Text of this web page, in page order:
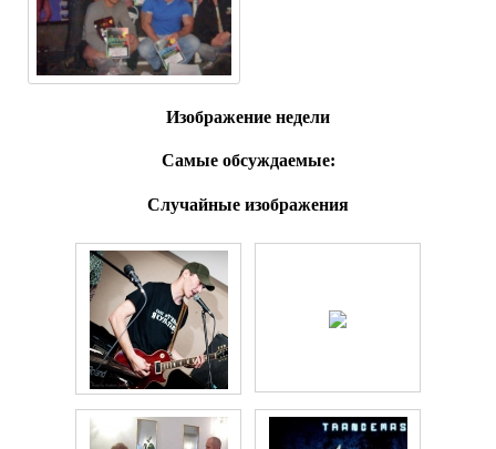
Изображение недели
Самые обсуждаемые:
Случайные изображения